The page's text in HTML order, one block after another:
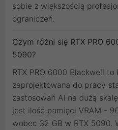
sobie z większością
ograniczeń.
Czym różni się RTX PRO
5090?
RTX PRO 6000 Blackwell
zaprojektowana do pracy
zastosowań AI na dużą
jest ilość pamięci VRAM -
wobec 32 GB w RTX 5090.